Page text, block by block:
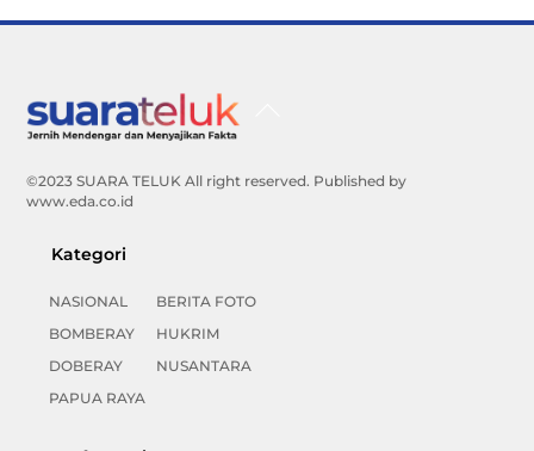
©2023 SUARA TELUK All right reserved. Published by
www.eda.co.id
Kategori
NASIONAL
BOMBERAY
DOBERAY
PAPUA RAYA
BERITA FOTO
HUKRIM
NUSANTARA